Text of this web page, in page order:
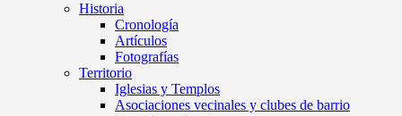
Historia
Cronología
Artículos
Fotografías
Territorio
Iglesias y Templos
Asociaciones vecinales y clubes de barrio